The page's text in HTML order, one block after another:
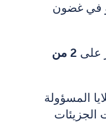
و في غضون
على
2 من
المسؤولة
الجزيئات